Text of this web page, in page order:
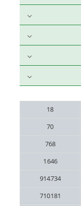
18
70
768
1,646
914,734
710,181